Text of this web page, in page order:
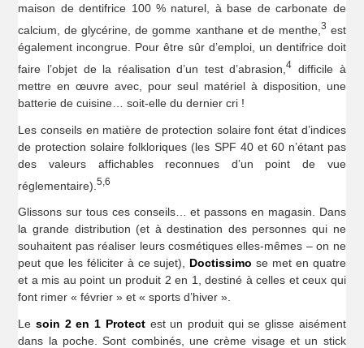
maison de dentifrice 100 % naturel, à base de carbonate de
calcium, de glycérine, de gomme xanthane et de menthe, 3 est
également incongrue. Pour être sûr d’emploi, un dentifrice doit
faire l’objet de la réalisation d’un test d’abrasion,4
difficile à
mettre en œuvre avec, pour seul matériel à disposition, une
batterie de cuisine… soit-elle du dernier cri !
Les conseils en matière de protection solaire font état d’indices
de protection solaire folkloriques (les SPF 40 et 60 n’étant pas
des valeurs affichables reconnues d’un point de vue
réglementaire).5,6
Glissons sur tous ces conseils… et passons en magasin. Dans
la grande distribution (et à destination des personnes qui ne
souhaitent pas réaliser leurs cosmétiques elles-mêmes – on ne
peut que les féliciter à ce sujet), Doctissimo se met en quatre
et a mis au point un produit 2 en 1, destiné à celles et ceux qui
font rimer « février » et « sports d’hiver ».
Lesoin 2 en 1 Protectest un produit qui se glisse aisément
dans la poche. Sont combinés, une crème visage et un stick